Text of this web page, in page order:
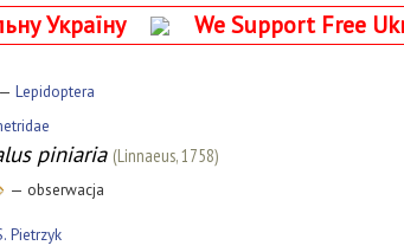
Україну We Support Free
— Lepidoptera
piniaria (Linnaeus, 1758)
— obserwacja
Pietrzyk